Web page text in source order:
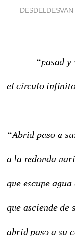
DESDELDESVAN
“pasad y
el círculo infinito
“Abrid paso a
a la redonda
que escupe
que asciende de
abrid paso a su